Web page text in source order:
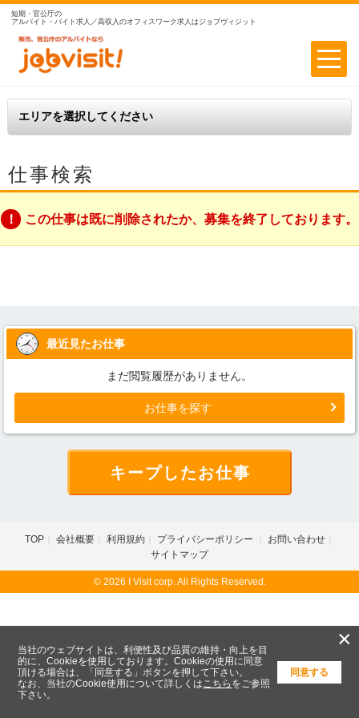
短期・官公庁の
アルバイト・バイト求人／高収入のオフィスワーク求人はジョブヴィジット
仕事検索
この仕事は既に削除されたか、募集を終了しております。
最近見たお仕事
まだ閲覧履歴がありません。
お仕事を探す
キープしたお仕事
TOP 会社概要 利用規約 プライバシーポリシー
お問い合わせ
サイトマップ
© 2026 I Visit corp. All Rights Reserved.
×
当社のウェブサイトは、利便性及び品質の維持・向上を目
的に、Cookieを使用しております。Cookieの使用に同意
頂ける場合は、「同意する」ボタンを押して下さい。
なお、当社のCookie使用について詳しくは こちら をご参照
下さい。
同意する